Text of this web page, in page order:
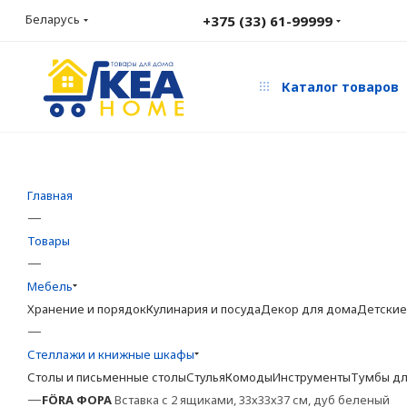
Беларусь +375 (33) 61-99999
Каталог товаров
Главная
—
Товары
—
Мебель
Хранение и порядокКулинария и посудаДекор для дома
—
Стеллажи и книжные шкафы
Столы и письменные столыСтульяКомодыИнструментыТумбы
—FÖRA ФОРАВставка с 2 ящиками, 33х33х37 см, дуб беленый